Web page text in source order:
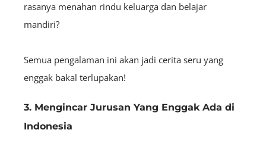
rasanya menahan rindu keluarga dan belajar
mandiri?
Semua pengalaman ini akan jadi cerita seru yang
enggak bakal terlupakan!
3. Mengincar Jurusan Yang Enggak Ada di
Indonesia